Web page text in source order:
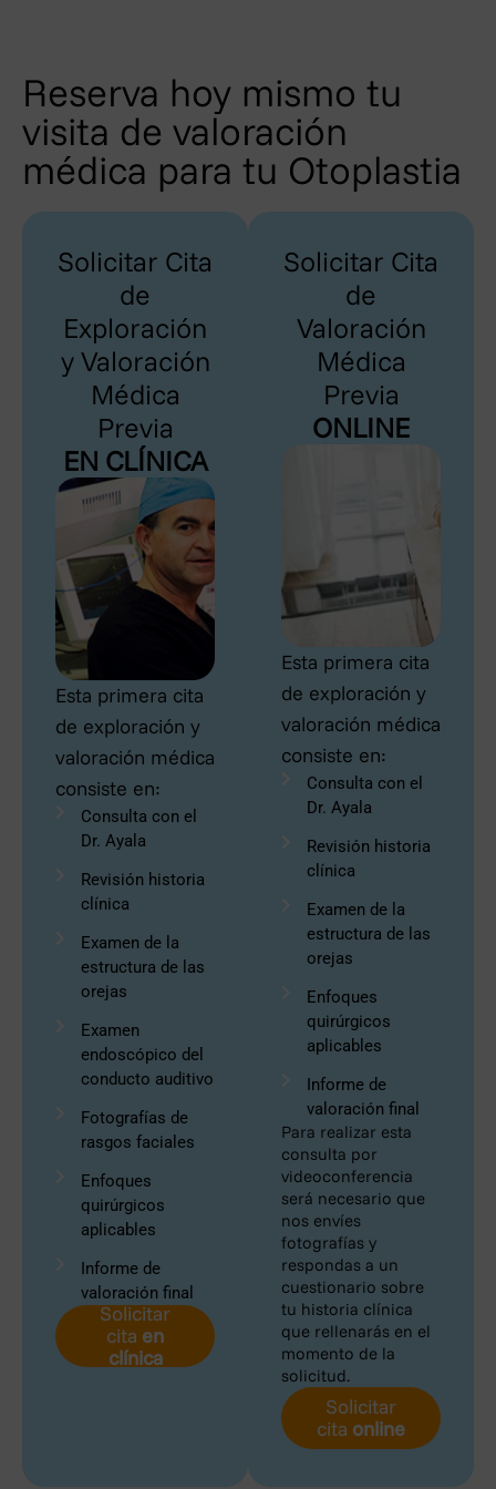
Reserva hoy mismo tu
visita de valoración
médica para tu Otoplastia
Solicitar Cita
de
Exploración
y Valoración
Médica
Previa
EN CLÍNICA
Esta primera cita
de exploración y
valoración médica
consiste en:
Consulta con el
Dr. Ayala
Revisión historia
clínica
Examen de la
estructura de las
orejas
Examen
endoscópico del
conducto auditivo
Fotografías de
rasgos faciales
Enfoques
quirúrgicos
aplicables
Informe de
valoración final
Solicitar
cita en
clínica
Solicitar Cita
de
Valoración
Médica
Previa
ONLINE
Esta primera cita
de exploración y
valoración médica
consiste en:
Consulta con el
Dr. Ayala
Revisión historia
clínica
Examen de la
estructura de las
orejas
Enfoques
quirúrgicos
aplicables
Informe de
valoración final
Para realizar esta
consulta por
videoconferencia
será necesario que
nos envíes
fotografías y
respondas a un
cuestionario sobre
tu historia clínica
que rellenarás en el
momento de la
solicitud.
Solicitar
cita online